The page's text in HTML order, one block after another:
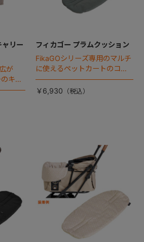
ャリー
が
キャ
フィカゴー プラムクッション
FikaGOシリーズ専用のマルチ
に使えるペットカートのコー
ナークッション登場。
￥6,930